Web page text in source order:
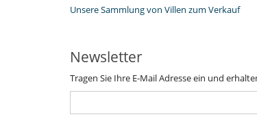
Unsere Sammlung von Villen zum Verkauf
Newsletter
Tragen Sie Ihre E-Mail Adresse ein und